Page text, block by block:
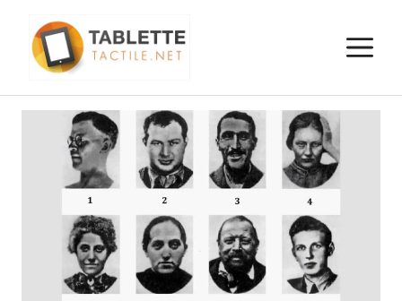
contenu